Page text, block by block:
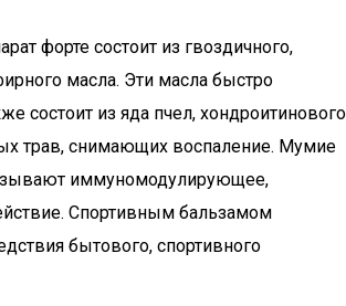
форте состоит из гвоздичного,
масла. Эти масла быстро
состоит из яда пчел, хондроитинового
трав, снимающих воспаление. Мумие
иммуномодулирующее,
Спортивным бальзамом
бытового, спортивного